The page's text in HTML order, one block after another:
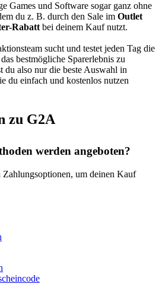
Games und Software sogar ganz ohne
du z. B. durch den Sale im Outlet
Rabatt bei deinem Kauf nutzt.
sucht und testet jeden Tag die
bestmögliche Sparerlebnis zu
du also nur die beste Auswahl in
du einfach und kostenlos nutzen
zu G2A
werden angeboten?
Zahlungsoptionen, um deinen Kauf